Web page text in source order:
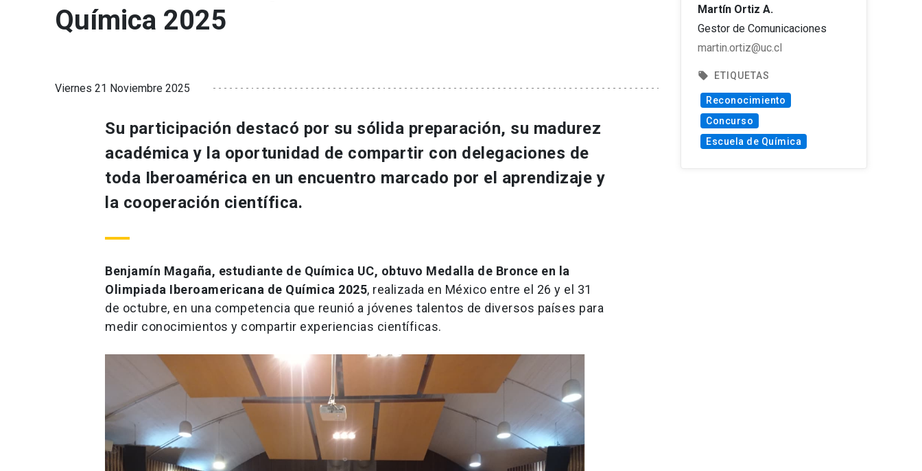
Química 2025
Viernes 21 Noviembre 2025
Su participación destacó por su sólida preparación, su madurez
académica y la oportunidad de compartir con delegaciones de
toda Iberoamérica en un encuentro marcado por el aprendizaje y
la cooperación científica.
Benjamín Magaña, estudiante de Química UC, obtuvo Medalla de Bronce en la
Olimpiada Iberoamericana de Química 2025, realizada en México entre el 26 y el 31
de octubre, en una competencia que reunió a jóvenes talentos de diversos países para
medir conocimientos y compartir experiencias científicas.
Martín Ortiz A.
Gestor de Comunicaciones
martin.ortiz@uc.cl
local_offer ETIQUETAS
Reconocimiento
Concurso
Escuela de Química